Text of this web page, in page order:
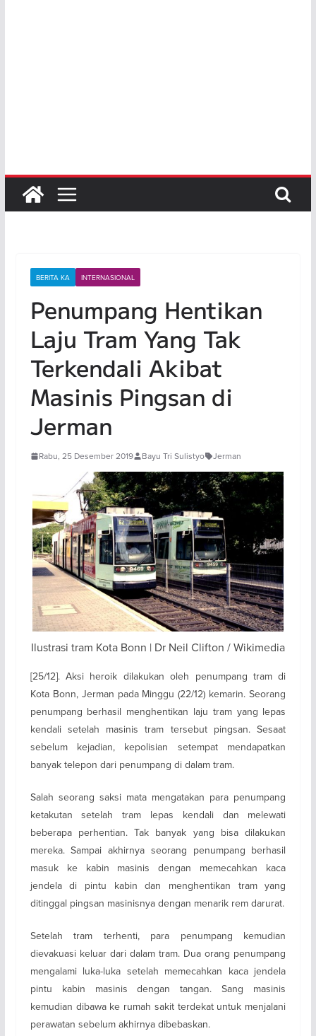
BERITA KA INTERNASIONAL
Penumpang Hentikan
Laju Tram Yang Tak
Terkendali Akibat
Masinis Pingsan di
Jerman
Rabu, 25 Desember 2019 Bayu Tri Sulistyo Jerman
Ilustrasi tram Kota Bonn | Dr Neil Clifton / Wikimedia
[25/12]. Aksi heroik dilakukan oleh penumpang tram di
Kota Bonn, Jerman pada Minggu (22/12) kemarin. Seorang
penumpang berhasil menghentikan laju tram yang lepas
kendali setelah masinis tram tersebut pingsan. Sesaat
sebelum kejadian, kepolisian setempat mendapatkan
banyak telepon dari penumpang di dalam tram.
Salah seorang saksi mata mengatakan para penumpang
ketakutan setelah tram lepas kendali dan melewati
beberapa perhentian. Tak banyak yang bisa dilakukan
mereka. Sampai akhirnya seorang penumpang berhasil
masuk ke kabin masinis dengan memecahkan kaca
jendela di pintu kabin dan menghentikan tram yang
ditinggal pingsan masinisnya dengan menarik rem darurat.
Setelah tram terhenti, para penumpang kemudian
dievakuasi keluar dari dalam tram. Dua orang penumpang
mengalami luka-luka setelah memecahkan kaca jendela
pintu kabin masinis dengan tangan. Sang masinis
kemudian dibawa ke rumah sakit terdekat untuk menjalani
perawatan sebelum akhirnya dibebaskan.